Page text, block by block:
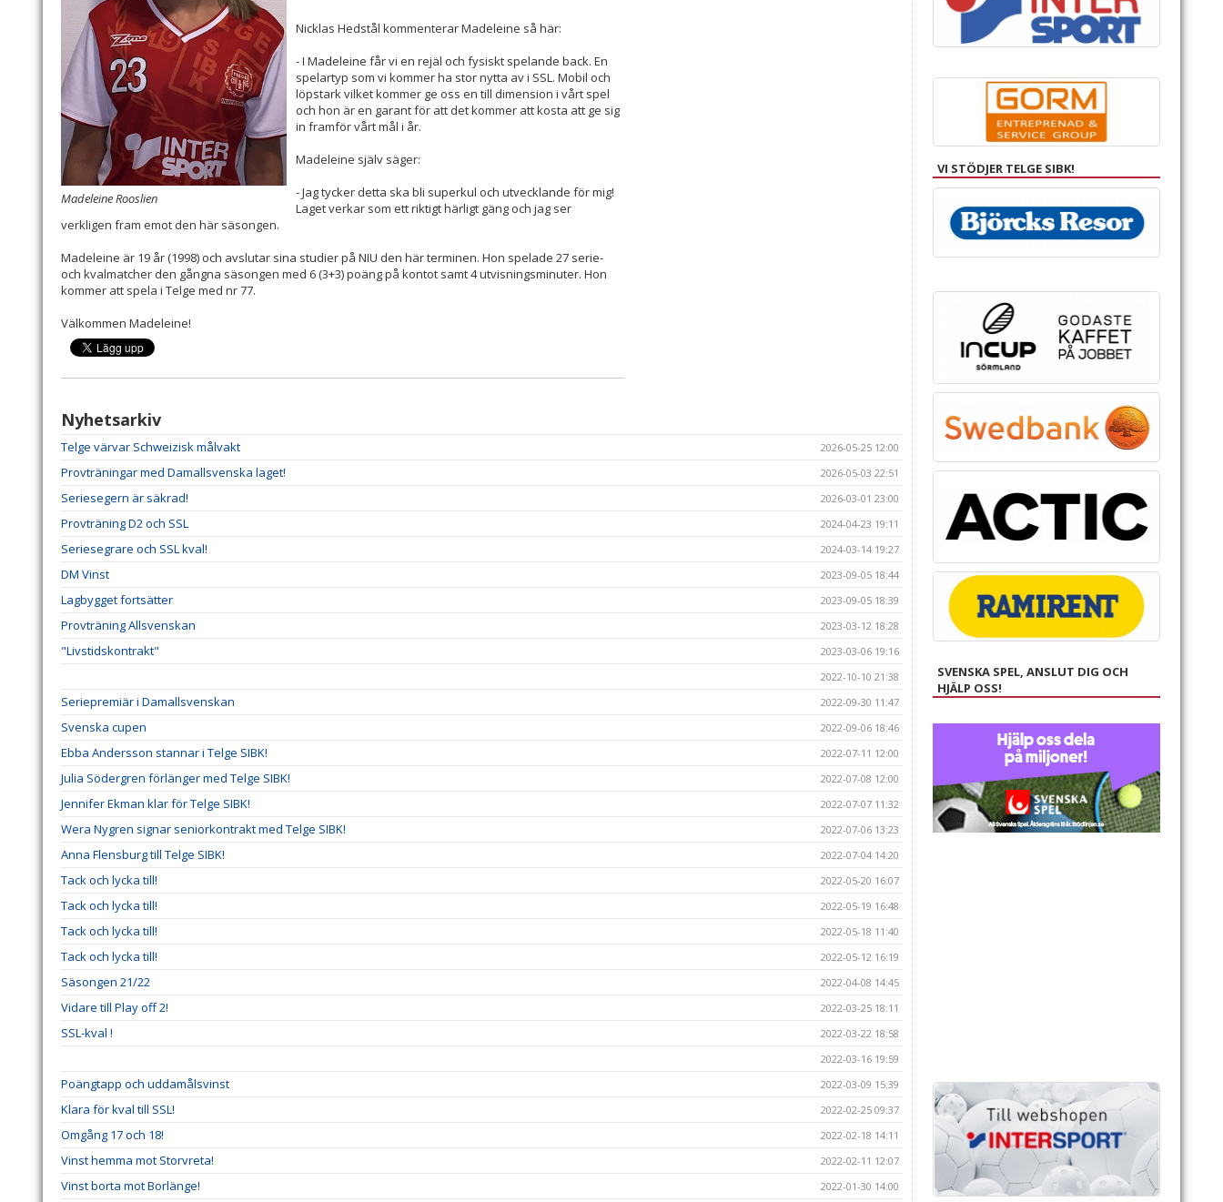
Madeleine Rooslien
Nicklas Hedstål kommenterar Madeleine så här:
- I Madeleine får vi en rejäl och fysiskt spelande back. En
spelartyp som vi kommer ha stor nytta av i SSL. Mobil och
löpstark vilket kommer ge oss en till dimension i vårt spel
och hon är en garant för att det kommer att kosta att ge sig
in framför vårt mål i år.
Madeleine själv säger:
- Jag tycker detta ska bli superkul och utvecklande för mig!
Laget verkar som ett riktigt härligt gäng och jag ser
verkligen fram emot den här säsongen.
Madeleine är 19 år (1998) och avslutar sina studier på NIU den här terminen. Hon spelade 27 serie-
och kvalmatcher den gångna säsongen med 6 (3+3) poäng på kontot samt 4 utvisningsminuter. Hon
kommer att spela i Telge med nr 77.
Välkommen Madeleine!
Nyhetsarkiv
Telge värvar Schweizisk målvakt 2026-05-25 12:00
Provträningar med Damallsvenska laget! 2026-05-03 22:51
Seriesegern är säkrad! 2026-03-01 23:00
Provträning D2 och SSL 2024-04-23 19:11
Seriesegrare och SSL kval! 2024-03-14 19:27
DM Vinst 2023-09-05 18:44
Lagbygget fortsätter 2023-09-05 18:39
Provträning Allsvenskan 2023-03-12 18:28
"Livstidskontrakt"
2023-03-06 19:16
2022-10-10 21:38
Seriepremiär i Damallsvenskan 2022-09-30 11:47
Svenska cupen 2022-09-06 18:46
Ebba Andersson stannar i Telge SIBK! 2022-07-11 12:00
Julia Södergren förlänger med Telge SIBK! 2022-07-08 12:00
Jennifer Ekman klar för Telge SIBK! 2022-07-07 11:32
Wera Nygren signar seniorkontrakt med Telge SIBK! 2022-07-06 13:23
Anna Flensburg till Telge SIBK! 2022-07-04 14:20
Tack och lycka till! 2022-05-20 16:07
Tack och lycka till! 2022-05-19 16:48
Tack och lycka till! 2022-05-18 11:40
Tack och lycka till! 2022-05-12 16:19
Säsongen 21/22 2022-04-08 14:45
Vidare till Play off 2! 2022-03-25 18:11
SSL-kval !
2022-03-22 18:58
2022-03-16 19:59
Poängtapp och uddamålsvinst 2022-03-09 15:39
Klara för kval till SSL! 2022-02-25 09:37
Omgång 17 och 18! 2022-02-18 14:11
Vinst hemma mot Storvreta! 2022-02-11 12:07
Vinst borta mot Borlänge! 2022-01-30 14:00
VI STÖDJER TELGE SIBK!
SVENSKA SPEL, ANSLUT DIG OCH
HJÄLP OSS!